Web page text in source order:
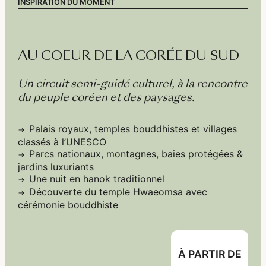
INSPIRATION DU MOMENT
AU COEUR DE LA CORÉE DU SUD
Un circuit semi-guidé culturel, à la rencontre
du peuple coréen et des paysages.
Palais royaux, temples bouddhistes et villages
classés à l’UNESCO
Parcs nationaux, montagnes, baies protégées &
jardins luxuriants
Une nuit en hanok traditionnel
Découverte du temple Hwaeomsa avec
cérémonie bouddhiste
À PARTIR DE